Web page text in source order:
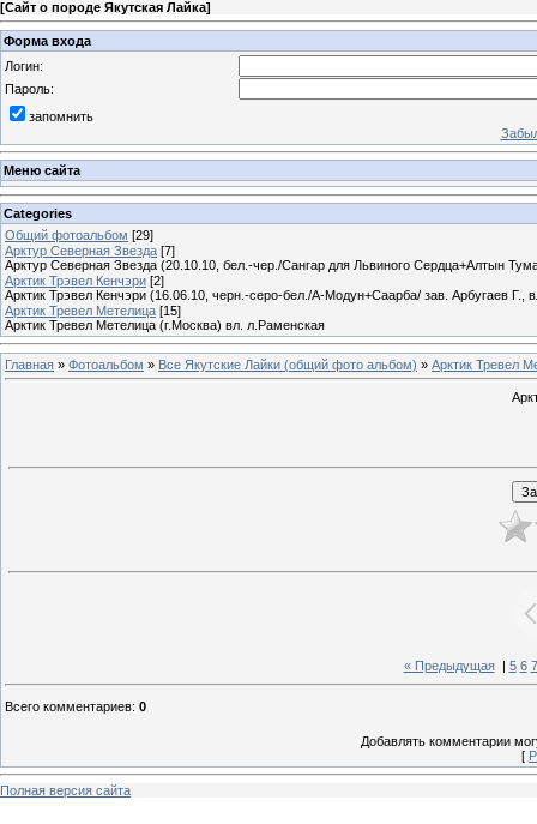
[Сайт о породе Якутская Лайка]
Форма входа
Логин:
Пароль:
запомнить
Меню сайта
Categories
Общий фотоальбом [29]
Арктур Северная Звезда [7]
Арктур Северная Звезда (20.10.10, бел.-чер./Сангар для Львиного Сердца+Алтын
Арктик Трэвел Кенчэри [2]
Арктик Трэвел Кенчэри (16.06.10, черн.-серо-бел./А-Модун+Саарба/ зав. Арбугаев Г.,
Арктик Тревел Метелица [15]
Арктик Тревел Метелица (г.Москва) вл. л.Раменская
Главная » Фотоальбом » Все Якутские Лайки (общий фото альбом) » Арктик Тревел
« Предыдущая| 5 6 7
Всего комментариев: 0
Добавлять комментарии
[
Полная версия сайта